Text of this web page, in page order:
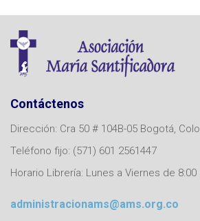
Contáctenos
Dirección: Cra 50 # 104B-05 Bogotá,
Teléfono fijo: (571) 601 2561447
Horario Librería: Lunes a Viernes de 8:00
administracionams@ams.org.co